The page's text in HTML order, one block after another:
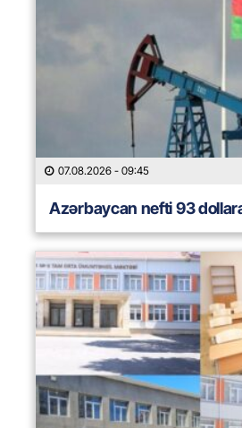
07.08.2026 - 09:45
Azərbaycan nefti 93 dollara